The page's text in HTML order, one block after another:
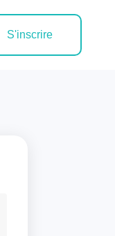
S'inscrire